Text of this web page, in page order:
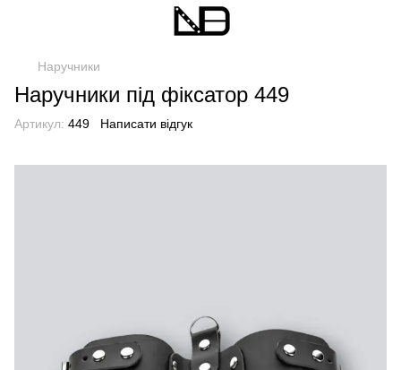
Наручники
Наручники під фіксатор 449
Артикул: 449 Написати відгук